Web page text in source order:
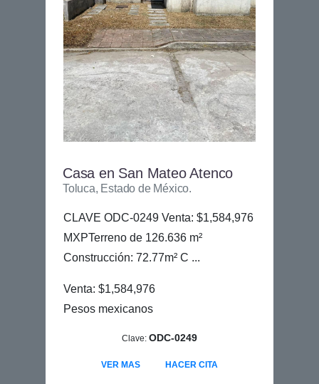
Casa en San Mateo Atenco
Toluca, Estado de México.
CLAVE ODC-0249 Venta: $1,584,976
MXPTerreno de 126.636 m²
Construcción: 72.77m² C ...
Venta: $1,584,976
Pesos mexicanos
Clave: ODC-0249
VER MAS HACER CITA